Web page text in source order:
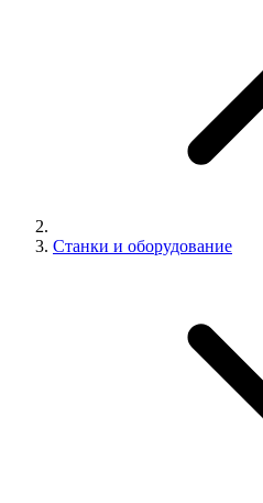
Станки и оборудование